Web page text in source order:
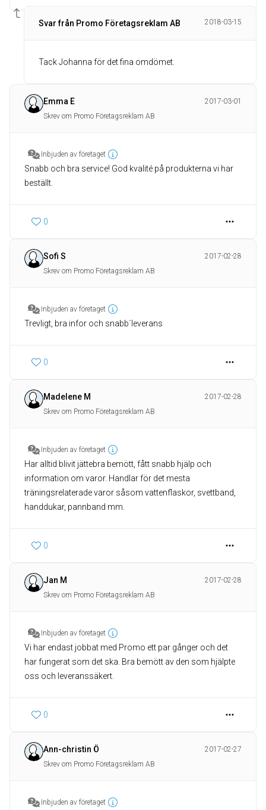
Svar från Promo Företagsreklam AB 2018-03-15
Tack Johanna för det fina omdömet.
Emma E
2017-03-01
Skrev om Promo Företagsreklam AB
Inbjuden av företaget
Snabb och bra service! God kvalité på produkterna vi har
beställt.
0
Sofi S
2017-02-28
Skrev om Promo Företagsreklam AB
Inbjuden av företaget
Trevligt, bra infor och snabb´leverans
0
Madelene M
2017-02-28
Skrev om Promo Företagsreklam AB
Inbjuden av företaget
Har alltid blivit jättebra bemött, fått snabb hjälp och
information om varor. Handlar för det mesta
träningsrelaterade varor såsom vattenflaskor, svettband,
handdukar, pannband mm.
0
Jan M
2017-02-28
Skrev om Promo Företagsreklam AB
Inbjuden av företaget
Vi har endast jobbat med Promo ett par gånger och det
har fungerat som det ska. Bra bemött av den som hjälpte
oss och leveranssäkert.
0
Ann-christin Ö
2017-02-27
Skrev om Promo Företagsreklam AB
Inbjuden av företaget